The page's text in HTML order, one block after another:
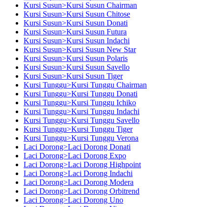
Kursi Susun>Kursi Susun Chairman
Kursi Susun>Kursi Susun Chitose
Kursi Susun>Kursi Susun Donati
Kursi Susun>Kursi Susun Futura
Kursi Susun>Kursi Susun Indachi
Kursi Susun>Kursi Susun New Star
Kursi Susun>Kursi Susun Polaris
Kursi Susun>Kursi Susun Savello
Kursi Susun>Kursi Susun Tiger
Kursi Tunggu>Kursi Tunggu Chairman
Kursi Tunggu>Kursi Tunggu Donati
Kursi Tunggu>Kursi Tunggu Ichiko
Kursi Tunggu>Kursi Tunggu Indachi
Kursi Tunggu>Kursi Tunggu Savello
Kursi Tunggu>Kursi Tunggu Tiger
Kursi Tunggu>Kursi Tunggu Verona
Laci Dorong>Laci Dorong Donati
Laci Dorong>Laci Dorong Expo
Laci Dorong>Laci Dorong Highpoint
Laci Dorong>Laci Dorong Indachi
Laci Dorong>Laci Dorong Modera
Laci Dorong>Laci Dorong Orbitrend
Laci Dorong>Laci Dorong Uno